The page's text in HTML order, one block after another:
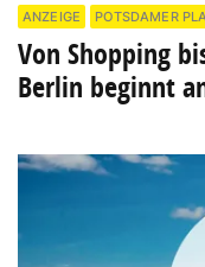
ANZEIGE POTSDAMER
Von Shopping
Berlin beginnt